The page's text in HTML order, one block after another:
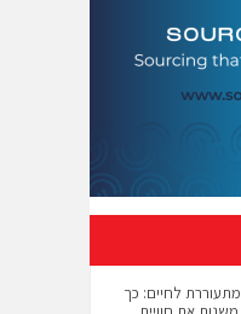
לחיים: כך